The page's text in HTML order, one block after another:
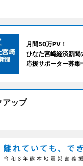
月間50万PV！
ひなた宮崎経済新聞
応援サポーター募集
アップ